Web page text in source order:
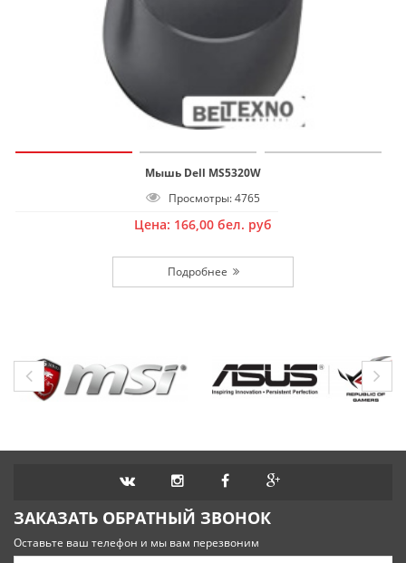
Мышь Dell MS5320W
Просмотры: 4765
Цена: 166,00 бел. руб
ЗАКАЗАТЬ ОБРАТНЫЙ ЗВОНОК
Оставьте ваш телефон и мы вам перезвоним